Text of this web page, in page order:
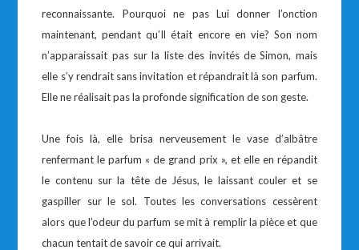
reconnaissante. Pourquoi ne pas Lui donner l’onction
maintenant, pendant qu’Il était encore en vie? Son nom
n’apparaissait pas sur la liste des invités de Simon, mais
elle s’y rendrait sans invitation et répandrait là son parfum.
Elle ne réalisait pas la profonde signification de son geste.
Une fois là, elle brisa nerveusement le vase d’albâtre
renfermant le parfum « de grand prix », et elle en répandit
le contenu sur la tête de Jésus, le laissant couler et se
gaspiller sur le sol. Toutes les conversations cessèrent
alors que l’odeur du parfum se mit à remplir la pièce et que
chacun tentait de savoir ce qui arrivait.